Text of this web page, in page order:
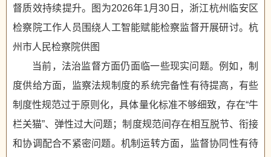
督质效持续提升。图为2026年1月30日，浙江杭州临安区
检察院工作人员围绕人工智能赋能检察监督开展研讨。杭
州市人民检察院供图
当前，法治监督方面仍面临一些现实问题。例如，制
度供给方面，监察法规制度的系统完备性有待提高，有些
制度性规范过于原则化，具体量化标准不够细致，存在“牛
栏关猫”、弹性过大问题；制度规范间存在相互脱节、衔接
和协调配合不紧密问题。机制运转方面，监督协同性有待